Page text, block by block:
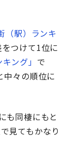
（駅）ランキ
つけて1位に
ング」 で
中々の順位に
も同棲にもと
見てもかなり